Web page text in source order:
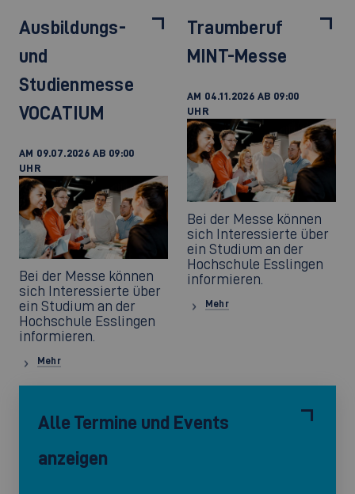
Ausbildungs-
und
Studienmesse
VOCATIUM
AM 09.07.2026 AB 09:00
UHR
Bei der Messe können
sich Interessierte über
ein Studium an der
Hochschule Esslingen
informieren.
Mehr
Traumberuf
MINT-Messe
AM 04.11.2026 AB 09:00
UHR
Bei der Messe können
sich Interessierte über
ein Studium an der
Hochschule Esslingen
informieren.
Mehr
Alle Termine und Events
anzeigen